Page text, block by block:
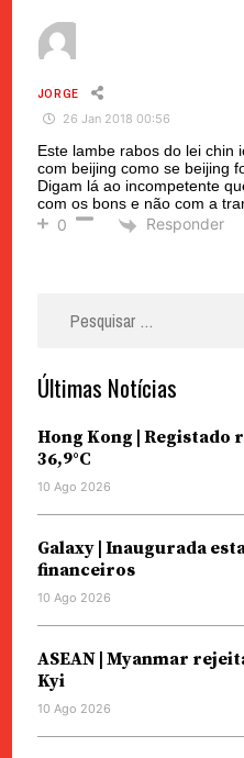
JORGE
26 Jan 2018 00:56
Este lambe rabos do lei chin
com beijing como se beijing
Digam lá ao incompetente
com os bons e não com a
0 Responder
Últimas Notícias
Hong Kong | Registado
36,9°C
10 Ago 2026
Galaxy | Inaugurada
financeiros
10 Ago 2026
ASEAN | Myanmar
Kyi
10 Ago 2026